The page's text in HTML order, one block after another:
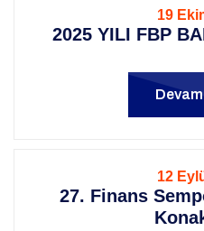
19
2025 YILI FBP
12
27. Finans